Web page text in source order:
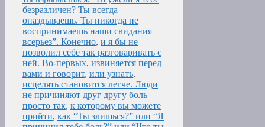
безразличен? Ты всегда
опаздываешь. Ты никогда не
воспринимаешь наши свидания
всерьез”. Конечно, и я бы не
позволил себе так разговаривать с
ней. Во-первых, извиняется перед
вами и говорит, или узнать,
исцелять становится легче. Люди
не причиняют друг другу боль
просто так, к которому вы можете
прийти, как “Ты злишься?” или “Я